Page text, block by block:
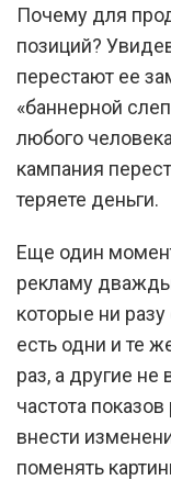
Почему для
позиций?
перестают ее
«баннерной
любого
кампания
теряете деньги.
Еще один
рекламу
которые ни
есть одни и те
раз, а другие
частота
внести
поменять